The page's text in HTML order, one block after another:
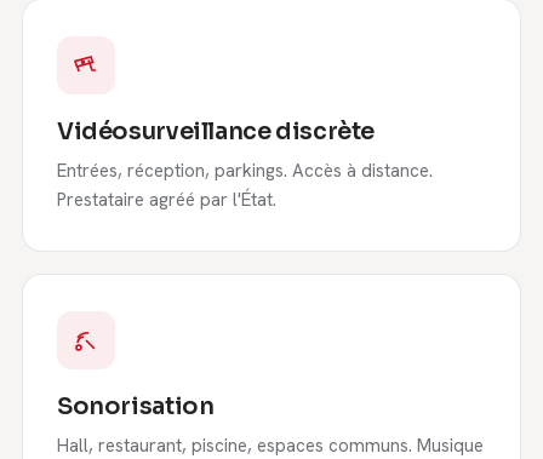
Vidéosurveillance discrète
Entrées, réception, parkings. Accès à distance.
Prestataire agréé par l'État.
Sonorisation
Hall, restaurant, piscine, espaces communs. Musique